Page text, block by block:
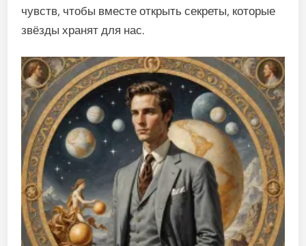
чувств, чтобы вместе открыть секреты, которые
звёзды хранят для нас.